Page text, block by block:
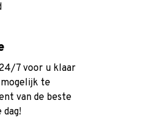
7 voor u klaar
te
van de beste